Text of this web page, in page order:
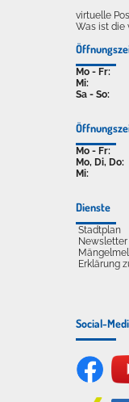
virtuelle
Was ist die
Mo - Fr:
Mi:
Sa - So:
Mo - Fr:
Mo, Di, Do:
Mi:
Dienste
Stadtplan
Newsletter
Erklärung
Social-